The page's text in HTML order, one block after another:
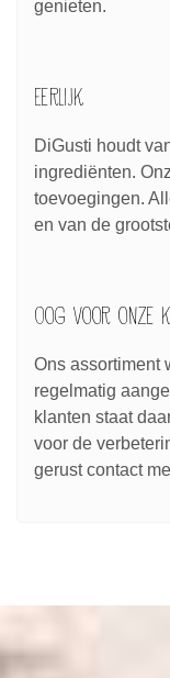
genieten.
Eerlijk
DiGusti houdt
ingrediënten.
toevoegingen.
en van de
Oog voor onze
Ons assortiment
regelmatig
klanten staat
voor de
gerust contact